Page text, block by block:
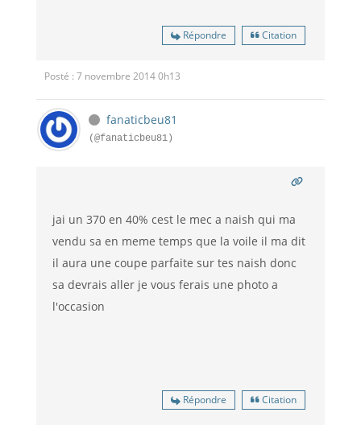
Répondre Citation
Posté : 7 novembre 2014 0h13
fanaticbeu81
(@fanaticbeu81)
jai un 370 en 40% cest le mec a naish qui ma
vendu sa en meme temps que la voile il ma dit
il aura une coupe parfaite sur tes naish donc
sa devrais aller je vous ferais une photo a
l'occasion
Répondre Citation